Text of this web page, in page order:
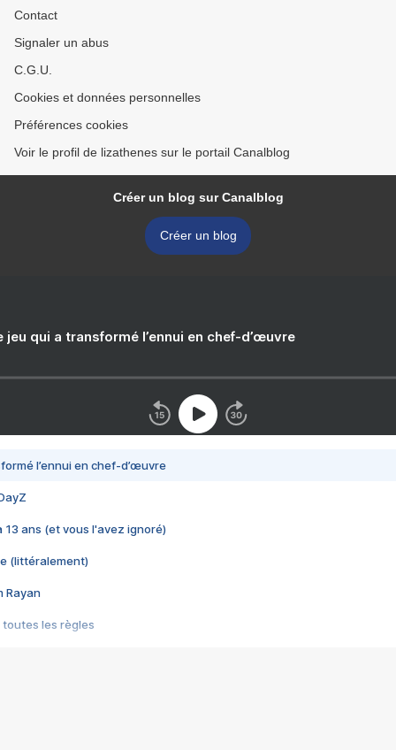
Contact
Signaler un abus
C.G.U.
Cookies et données personnelles
Préférences cookies
Voir le profil de lizathenes sur le portail Canalblog
Créer un blog sur Canalblog
Créer un blog
jeu qui a transformé l’ennui en chef-d’œuvre
l’ennui en chef-d’œuvre
13 ans (et vous l'avez ignoré)
(littéralement)
Rayan
toutes les règles